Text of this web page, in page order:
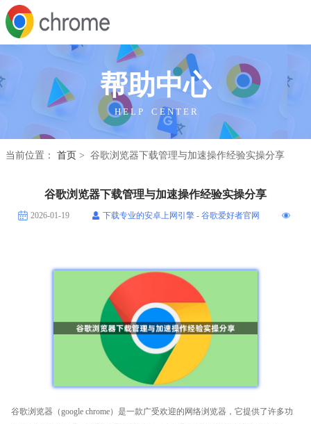
帮助中心
H E L P C E N T E R
当前位置： 首页 > 谷歌浏览器下载管理与加速操作经验实操分享
谷歌浏览器下载管理与加速操作经验实操分享
2026-01-19 下载专业的安卓上网引擎 - 谷歌爱好者官网
谷歌浏览器（google chrome）是一款广受欢迎的网络浏览器，它提供了许多功